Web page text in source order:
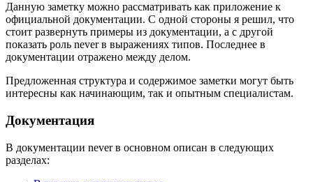
Данную заметку можно рассматривать как приложение к
официальной документации. С одной стороны я решил, что
стоит развернуть примеры из документации, а с другой
показать роль never в выражениях типов. Последнее в
документации отражено между делом.
Предложенная структура и содержимое заметки могут быть
интересны как начинающим, так и опытным специалистам.
Документация
В документации never в основном описан в следующих
разделах: